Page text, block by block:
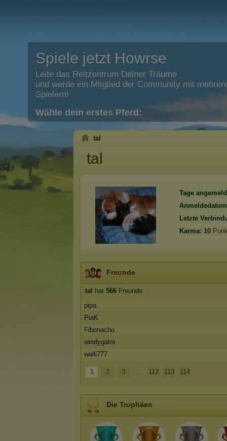
Spiele jetzt Howrse
Leite das Reitzentrum Deiner Träume
und werde ein Mitglied der Community mit
Spielern!
Wähle dein erstes Pferd:
tal
tal
Tage
Letzte
Karma: 10
Freunde
tal hat 566 Freunde:
pipa
PiaK
Fibonacho
windygator
walli777
1 2 3 ... 112 113 114
Die Trophäen